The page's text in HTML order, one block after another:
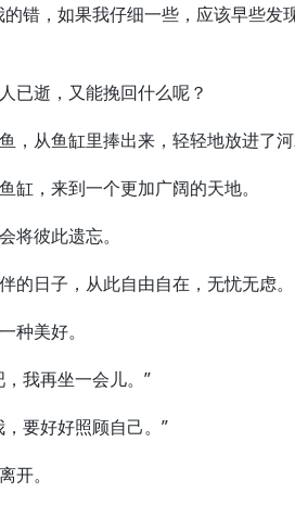
，如果我仔细一些，应该早些发
逝，又能挽回什么呢？
从鱼缸里捧出来，轻轻地放进了河
，来到一个更加广阔的天地。
彼此遗忘。
日子，从此自由自在，无忧无虑。
美好。
我再坐一会儿。”
要好好照顾自己。”
。